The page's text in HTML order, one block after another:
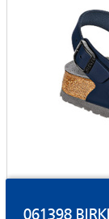
061398